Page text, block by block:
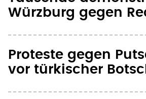
Würzburg gegen
Proteste gegen
vor türkischer